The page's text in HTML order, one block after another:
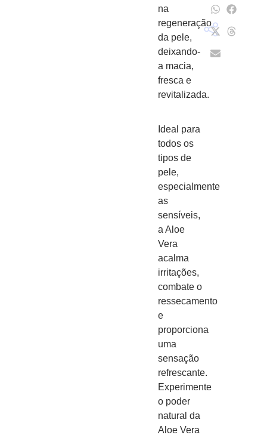
na
regeneração
da pele,
deixando-
a macia,
fresca e
revitalizada.
Ideal para
todos os
tipos de
pele,
especialmente
as
sensíveis,
a Aloe
Vera
acalma
irritações,
combate o
ressecamento
e
proporciona
uma
sensação
refrescante.
Experimente
o poder
natural da
Aloe Vera